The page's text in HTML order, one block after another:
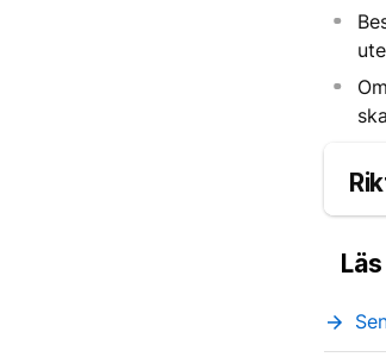
arrow_forward